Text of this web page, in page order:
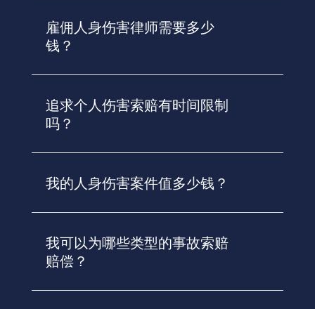
雇佣人身伤害律师需要多少
钱？
追求个人伤害索赔有时间限制
吗？
我的人身伤害案件值多少钱？
我可以为哪些类型的事故索赔
赔偿？